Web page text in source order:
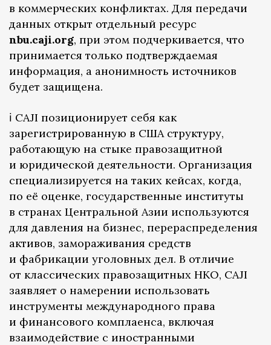
в коммерческих конфликтах. Для передачи
данных открыт отдельный ресурс
nbu.caji.org, при этом подчеркивается, что
принимается только подтверждаемая
информация, а анонимность источников
будет защищена.
ℹ️ CAJI позиционирует себя как
зарегистрированную в США структуру,
работающую на стыке правозащитной
и юридической деятельности. Организация
специализируется на таких кейсах, когда,
по её оценке, государственные институты
в странах Центральной Азии используются
для давления на бизнес, перераспределения
активов, замораживания средств
и фабрикации уголовных дел. В отличие
от классических правозащитных НКО, CAJI
заявляет о намерении использовать
инструменты международного права
и финансового комплаенса, включая
взаимодействие с иностранными